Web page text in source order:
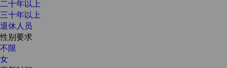
二十年以上
三十年以上
退休人员
性别要求
不限
女